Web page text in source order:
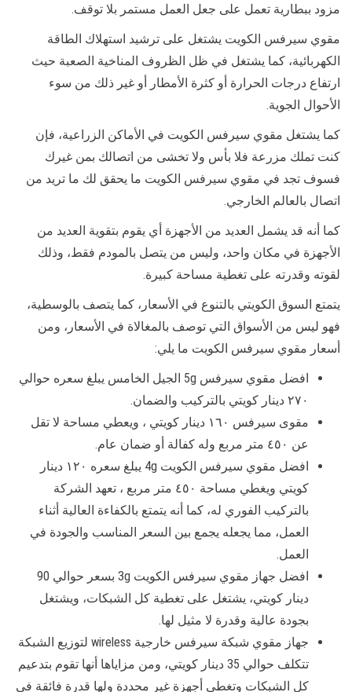
مزود ببطارية تعمل على جعل العمل مستمر بلا توقف.
مقوي سيرفس الكويت يشتغل على ترشيد استهلاك الطاقة
الكهربائية، كما يشتغل في ظل الظروف المناخية الصعبة حيث
ارتفاع درجات الحرارة أو كثرة الأمطار أو غير ذلك من سوء
الأحوال الجوية.
كما يشتغل مقوي سيرفس الكويت في الأماكن الزراعية، فإن
كنت تملك مزرعة فلا بأس ولا تخشى من اتصالك بمن غيرك
فسوف تجد في مقوي سيرفس الكويت ما يحقق لك ما تريد من
اتصال بالعالم الخارجي.
كما أنه قد يشمل العديد من الأجهزة أي يقوم بتقوية العديد من
الأجهزة في مكان واحد، وليس من يتصل بالمودم فقط، وذلك
لقوته وقدرته على تغطية مساحة كبيرة.
يتمتع السوق الكويتي بالتنوع في الأسعار، كما يتصف بالوسطية،
فهو ليس من الأسواق التي توصف بالمغالاة في الأسعار، ومن
أسعار مقوي سيرفس الكويت ما يلي:
افضل مقوي سيرفس 5g الجيل الخامس يبلغ سعره حوالي
٢٧٠ دينار كويتي بالتركيب والضمان.
مقوى سيرفس ١٦٠ دينار كويتي ، ويعطي مساحة لا تقل
عن ٤٥٠ متر مربع وله كفالة أو ضمان عام.
افضل مقوي سيرفس الكويت 4g يبلغ سعره ١٢٠ دينار
كويتي ويغطي مساحة ٤٥٠ متر مربع ، تعهد الشركة
بالتركيب الفوري له، كما أنه يتمتع بالكفاءة العالية أثناء
العمل، مما يجعله يجمع بين السعر المناسب والجودة في
العمل.
افضل جهاز مقوي سيرفس الكويت 3g بسعر حوالي 90
دينار كويتي، يشتغل على تغطية كل الشبكات، ويشتغل
بجودة عالية وقدرة لا مثيل لها.
جهاز مقوي شبكة سيرفس خارجية wireless لتوزيع الشبكة
تتكلف حوالي 35 دينار كويتي، ومن مزاياها أنها تقوم بتدعيم
كل الشبكات وتغطي أجهزة غير محددة ولها قدرة فائقة في